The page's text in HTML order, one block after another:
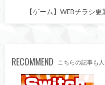
【ゲーム】WEBチラシ
RECOMMEND こちらの記事も人
買取告知